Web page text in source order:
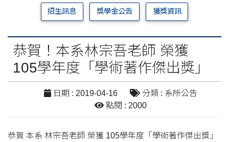
招生訊息 獎學金公告 獲獎資訊
恭賀！本系林宗吾老師 榮獲
105學年度「學術著作傑出獎」
日期 : 2019-04-16
分類 : 系所公告
點閱 : 2000
恭賀 本系 林宗吾老師 榮獲 105學年度「學術著作傑出獎」